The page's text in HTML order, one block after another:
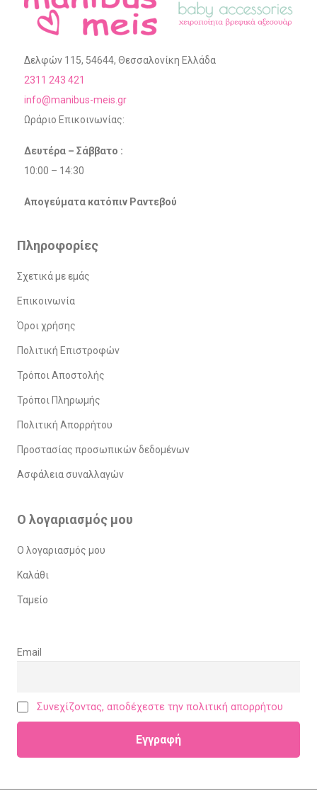
Δελφών 115, 54644, Θεσσαλονίκη Ελλάδα
2311 243 421
info@manibus-meis.gr
Ωράριο Επικοινωνίας:
Δευτέρα – Σάββατο :
10:00 – 14:30
Απογεύματα κατόπιν Ραντεβού
Πληροφορίες
Σχετικά με εμάς
Επικοινωνία
Όροι χρήσης
Πολιτική Επιστροφών
Τρόποι Αποστολής
Τρόποι Πληρωμής
Πολιτική Απορρήτου
Προστασίας προσωπικών δεδομένων
Ασφάλεια συναλλαγών
Ο λογαριασμός μου
Ο λογαριασμός μου
Καλάθι
Ταμείο
Email
Συνεχίζοντας, αποδέχεστε την πολιτική απορρήτου